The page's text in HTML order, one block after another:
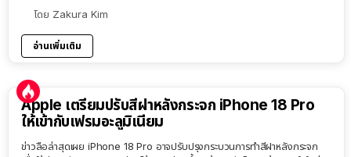
โดย Zakura Kim
อ่านเพิ่มเติม
Apple เตรียมปรับสีฝาหลังกระจก iPhone 18 Pro
ให้เข้ากับเฟรมอะลูมิเนียม
ข่าวลือล่าสุดเผย iPhone 18 Pro อาจปรับปรุงกระบวนการทำสีฝาหลังกระจก